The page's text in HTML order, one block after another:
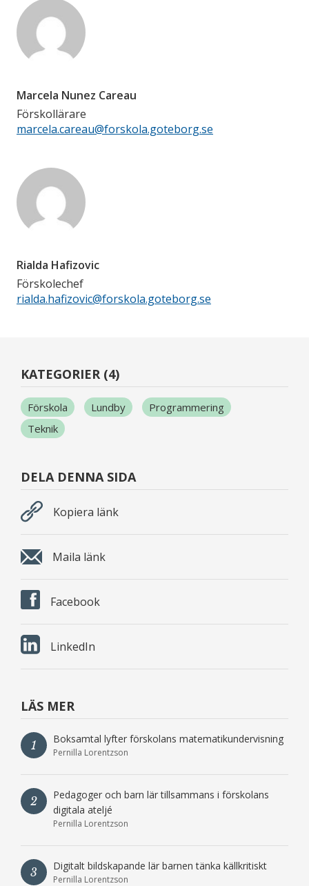
Marcela Nunez Careau
Förskollärare
marcela.careau@forskola.goteborg.se
Rialda Hafizovic
Förskolechef
rialda.hafizovic@forskola.goteborg.se
KATEGORIER (4)
Förskola Lundby
Programmering
Teknik
DELA DENNA SIDA
Kopiera länk
Maila länk
Facebook
LinkedIn
LÄS MER
1 Boksamtal lyfter förskolans matematikundervisning
Pernilla Lorentzson
2
Pedagoger och barn lär tillsammans i förskolans
digitala ateljé
Pernilla Lorentzson
3 Digitalt bildskapande lär barnen tänka källkritiskt
Pernilla Lorentzson